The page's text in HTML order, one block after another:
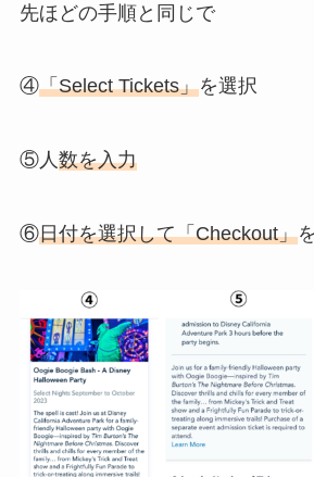
先ほどの手順と同じで
④「Select Tickets」を選択
⑤人数を入力
⑥日付を選択して「Checkout」